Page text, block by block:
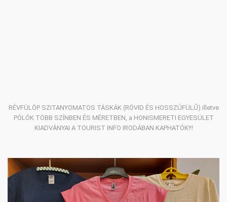
RÉVFÜLÖP SZITANYOMATOS TÁSKÁK (RÖVID ÉS HOSSZÚFÜLŰ) illetve
PÓLÓK TÖBB SZÍNBEN ÉS MÉRETBEN, a HONISMERETI EGYESÜLET
KIADVÁNYAI A TOURIST INFO IRODÁBAN KAPHATÓK!!!